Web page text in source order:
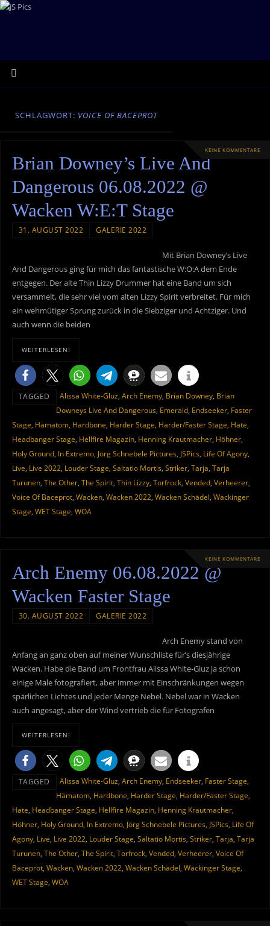
SCHLAGWORT: VOICE OF BACEPROT
KEINE KOMMENTARE
Brian Downey’s Live And
Dangerous 06.08.2022 @
Wacken W:E:T Stage
31. AUGUST 2022 GALERIE 2022
Mit Brian Downey’s Live
And Dangerous ging für mich das fantastische W:O:A dem Ende
entgegen. Der alte Thin Lizzy Drummer hat eine Band um sich
versammelt, die sehr viel vom alten Lizzy Spirit verbreitet. Für mich
ein wehmütiger Sprung zurück in die Siebziger und Achtziger. Und
auch wenn die beiden
WEITERLESEN!
TAGGED Alissa White-Gluz, Arch Enemy, Brian Downey, Brian
Downeys Live And Dangerous, Emerald, Endseeker, Faster
Stage, Hämatom, Hardbone, Harder Stage, Harder/Faster Stage, Hate,
Headbanger Stage, Hellfire Magazin, Henning Krautmacher, Höhner,
Holy Ground, In Extremo, Jörg Schnebele Pictures, JSPics, Life Of Agony,
Live, Live 2022, Louder Stage, Saltatio Mortis, Striker, Tarja, Tarja
Turunen, The Other, The Spirit, Thin Lizzy, Torfrock, Vended, Verheerer,
Voice Of Baceprot, Wacken, Wacken 2022, Wacken Schädel, Wackinger
Stage, WET Stage, WOA
KEINE KOMMENTARE
Arch Enemy 06.08.2022 @
Wacken Faster Stage
30. AUGUST 2022 GALERIE 2022
Arch Enemy stand von
Anfang an ganz oben auf meiner Wunschliste für’s diesjährige
Wacken. Habe die Band um Frontfrau Alissa White-Gluz ja schon
einige Male fotografiert, aber immer mit Einschränkungen wegen
spärlichen Lichtes und jeder Menge Nebel. Nebel war in Wacken
auch angesagt, aber der Wind vertrieb die für Fotografen
WEITERLESEN!
TAGGED Alissa White-Gluz, Arch Enemy, Endseeker, Faster Stage,
Hämatom, Hardbone, Harder Stage, Harder/Faster Stage,
Hate, Headbanger Stage, Hellfire Magazin, Henning Krautmacher,
Höhner, Holy Ground, In Extremo, Jörg Schnebele Pictures, JSPics, Life Of
Agony, Live, Live 2022, Louder Stage, Saltatio Mortis, Striker, Tarja, Tarja
Turunen, The Other, The Spirit, Torfrock, Vended, Verheerer, Voice Of
Baceprot, Wacken, Wacken 2022, Wacken Schädel, Wackinger Stage,
WET Stage, WOA